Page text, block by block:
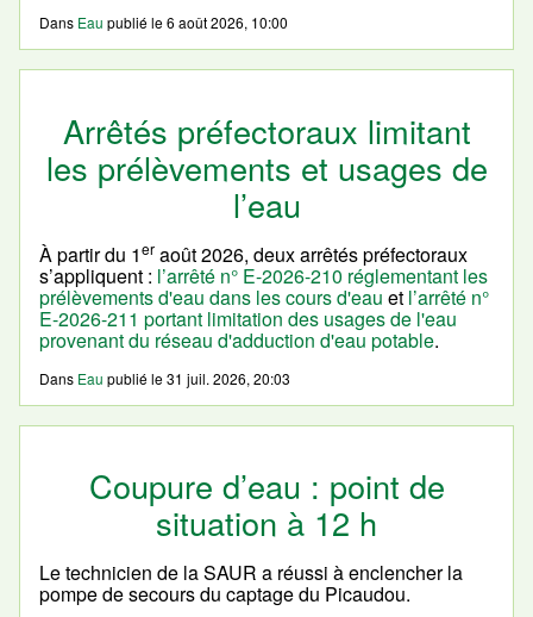
Dans Eau publié le6 août 2026, 10:00
Arrêtés préfectoraux limitant
les prélèvements et usages de
l’eau
À partir du 1er août 2026, deux arrêtés préfectoraux
s’appliquent : l’arrêté n° E-2026-210 réglementant les
prélèvements d'eau dans les cours d'eau et l’arrêté n°
E-2026-211 portant limitation des usages de l'eau
provenant du réseau d'adduction d'eau potable.
Dans Eau publié le31 juil. 2026, 20:03
Coupure d’eau : point de
situation à 12 h
Le technicien de la SAUR a réussi à enclencher la
pompe de secours du captage du Picaudou.